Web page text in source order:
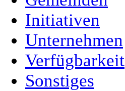
Initiativen
Unternehmen
Verfügbarkeit
Sonstiges